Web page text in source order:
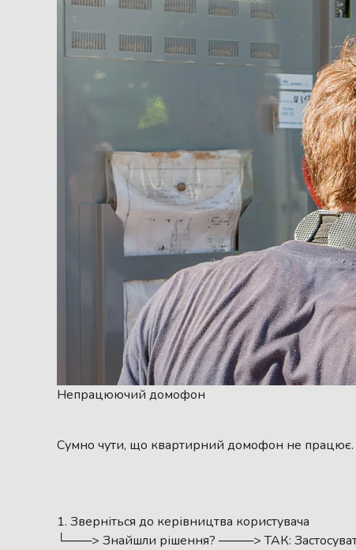
Непрацюючий домофон
Сумно чути, що квартирний домофон не працює.
Зверніться до керівництва користувача
└───> Знайшли рішення? ────> ТАК: